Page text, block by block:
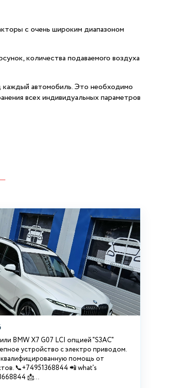
с очень широким диапазоном
количества подаваемого воздуха
каждый автомобиль. Это необходимо
всех индивидуальных параметров
BMW Х7 G07 LCI опцией "S3АС"
устройство с электро приводом.
помощь от
📞+74951368844 📲 what's
📩...